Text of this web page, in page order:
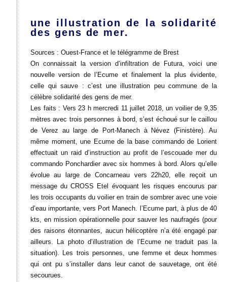
une illustration de la solidarité
des gens de mer.
Sources : Ouest-France et le télégramme de Brest
On connaissait la version d’infiltration de Futura, voici une
nouvelle version de l’Ecume et finalement la plus évidente,
celle qui sauve : c’est une illustration peu commune de la
célèbre solidarité des gens de mer.
Les faits : Vers 23 h mercredi 11 juillet 2018, un voilier de 9,35
mètres avec trois personnes à bord, s’est échoué sur le caillou
de Verez au large de Port-Manech à Névez (Finistère). Au
même moment, une Ecume de la base commando de Lorient
effectuait un raid d’instruction au profit de l’escouade mer du
commando Ponchardier avec six hommes à bord. Alors qu’elle
évolue au large de Concarneau vers 22h20, elle reçoit un
message du CROSS Etel évoquant les risques encourus par
les trois occupants du voilier en train de sombrer avec une voie
d’eau importante, vers Port Manech. l’Ecume part, à plus de 40
kts, en mission opérationnelle pour sauver les naufragés (pour
des raisons étonnantes, aucun hélicoptère n’a été engagé par
ailleurs. La photo d’illustration de l’Ecume ne traduit pas la
situation). Les trois personnes, une femme et deux hommes
qui ont pu s’installer dans leur canot de sauvetage, ont été
secourues.